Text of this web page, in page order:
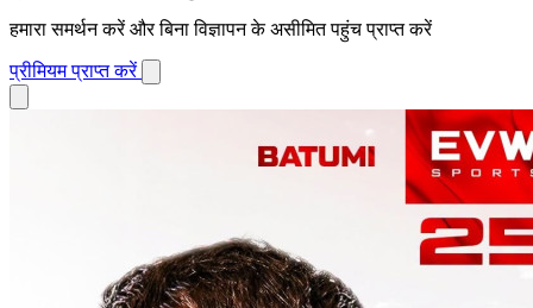
हमारा समर्थन करें और बिना विज्ञापन के असीमित पहुंच प्राप्त करें
प्रीमियम प्राप्त करें